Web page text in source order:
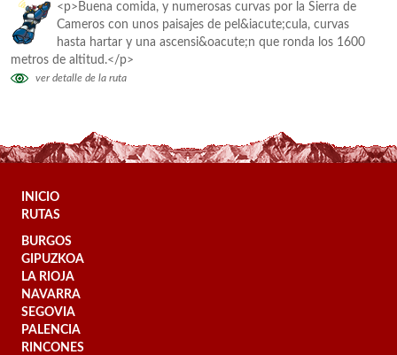
<p>Buena comida, y numerosas curvas por la Sierra de
Cameros con unos paisajes de pel&iacute;cula, curvas
hasta hartar y una ascensi&oacute;n que ronda los 1600
metros de altitud.</p>
ver detalle de la ruta
INICIO
RUTAS
BURGOS
GIPUZKOA
LA RIOJA
NAVARRA
SEGOVIA
PALENCIA
RINCONES